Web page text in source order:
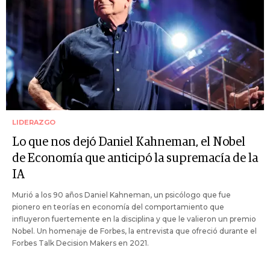
LIDERAZGO
Lo que nos dejó Daniel Kahneman, el Nobel
de Economía que anticipó la supremacía de la
IA
Murió a los 90 años Daniel Kahneman, un psicólogo que fue
pionero en teorías en economía del comportamiento que
influyeron fuertemente en la disciplina y que le valieron un premio
Nobel. Un homenaje de Forbes, la entrevista que ofreció durante el
Forbes Talk Decision Makers en 2021.